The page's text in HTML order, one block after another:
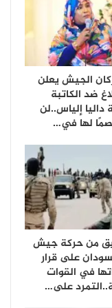
الجيش يعلن
ضد الكاتبة
داليا إلياس..لن
لها في…
من حركة جيش
على قرار
في القوات
على…